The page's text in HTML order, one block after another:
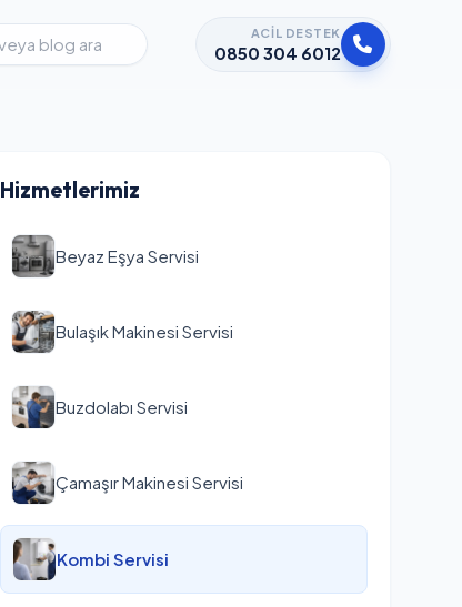
ACIL DESTEK
0850 304 6012
Hizmetlerimiz
Beyaz Eşya Servisi
Bulaşık Makinesi Servisi
Buzdolabı Servisi
Çamaşır Makinesi Servisi
Kombi Servisi